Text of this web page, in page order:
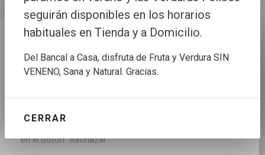
Configuración de cookies
Utilizamos cookies propias y de terceros para mejorar
nuestros servicios, para analizar el tráfico, para
análisis de la navegación.
Puedes aceptar todas las cookies pulsando en el
en el botón “Rechazar”
seguirán disponibles en los horarios
habituales en Tienda y a Domicilio.
Del Bancal a Casa, disfruta de Fruta y Verdura SIN
VENENO, Sana y Natural. Gracias.
CERRAR